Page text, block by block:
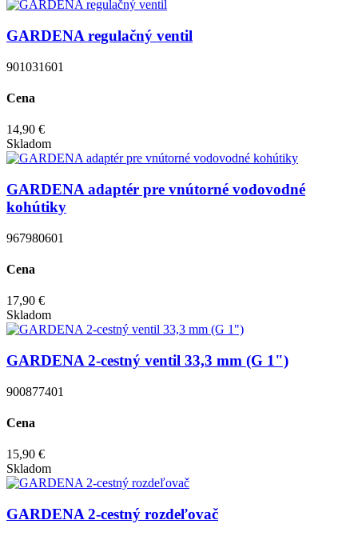
GARDENA regulačný ventil
901031601
Cena
14,90 €
Skladom
GARDENA adaptér pre vnútorné vodovodné
kohútiky
967980601
Cena
17,90 €
Skladom
GARDENA 2-cestný ventil 33,3 mm (G 1")
900877401
Cena
15,90 €
Skladom
GARDENA 2-cestný rozdeľovač